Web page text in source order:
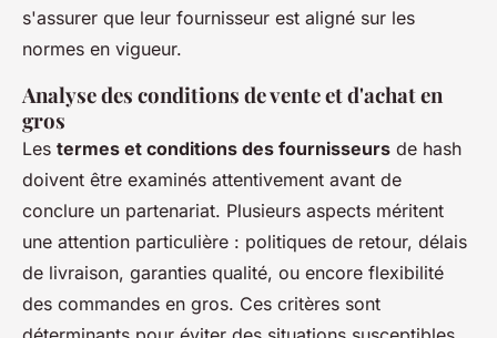
s'assurer que leur fournisseur est aligné sur les
normes en vigueur.
Analyse des conditions de vente et d'achat en
gros
Les termes et conditions des fournisseurs de hash
doivent être examinés attentivement avant de
conclure un partenariat. Plusieurs aspects méritent
une attention particulière : politiques de retour, délais
de livraison, garanties qualité, ou encore flexibilité
des commandes en gros. Ces critères sont